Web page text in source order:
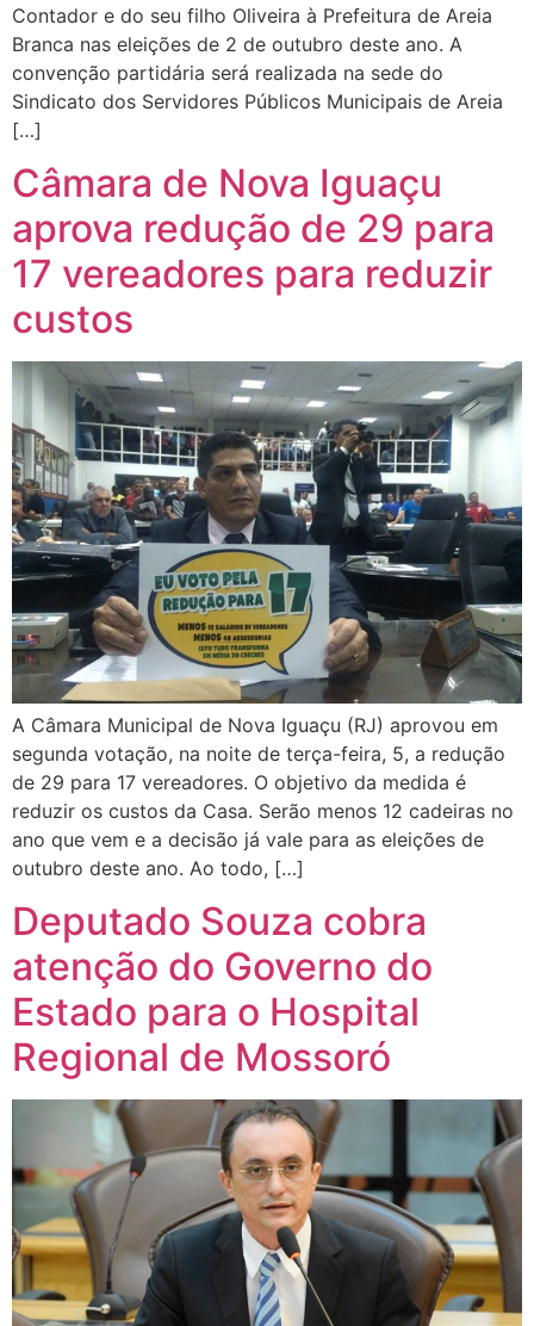
Contador e do seu filho Oliveira à Prefeitura de Areia
Branca nas eleições de 2 de outubro deste ano. A
convenção partidária será realizada na sede do
Sindicato dos Servidores Públicos Municipais de Areia
[…]
Câmara de Nova Iguaçu
aprova redução de 29 para
17 vereadores para reduzir
custos
A Câmara Municipal de Nova Iguaçu (RJ) aprovou em
segunda votação, na noite de terça-feira, 5, a redução
de 29 para 17 vereadores. O objetivo da medida é
reduzir os custos da Casa. Serão menos 12 cadeiras no
ano que vem e a decisão já vale para as eleições de
outubro deste ano. Ao todo, […]
Deputado Souza cobra
atenção do Governo do
Estado para o Hospital
Regional de Mossoró